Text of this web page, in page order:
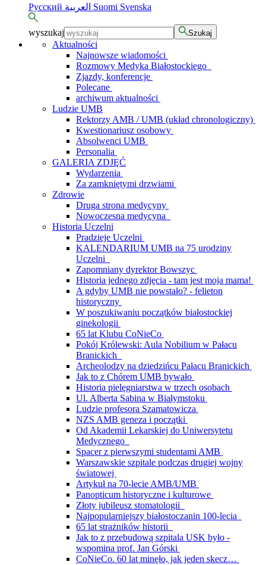
Русский
Suomi Svenska
wyszukaj Szukaj
Aktualności
Najnowsze wiadomości
Rozmowy Medyka Białostockiego
Zjazdy, konferencje
Polecane
archiwum aktualności
Ludzie UMB
Rektorzy AMB / UMB (układ chronologiczny)
Kwestionariusz osobowy
Absolwenci UMB
Personalia
GALERIA ZDJĘĆ
Wydarzenia
Za zamkniętymi drzwiami
Zdrowie
Druga strona medycyny
Nowoczesna medycyna
Historia Uczelni
Pradzieje Uczelni
KALENDARIUM UMB na 75 urodziny
Uczelni
Zapomniany dyrektor Bowszyc
Historia jednego zdjęcia - tam jest moja mama!
A gdyby UMB nie powstało? - felieton
historyczny
W poszukiwaniu początków białostockiej
ginekologii
65 lat Klubu CoNieCo
Pokój Królewski: Aula Nobilium w Pałacu
Branickich
Archeolodzy na dziedzińcu Pałacu Branickich
Jak to z Chórem UMB bywało
Historia pielęgniarstwa w trzech osobach
Ul. Alberta Sabina w Białymstoku
Ludzie profesora Szamatowicza
NZS AMB geneza i początki
Od Akademii Lekarskiej do Uniwersytetu
Medycznego
Spacer z pierwszymi studentami AMB
Warszawskie szpitale podczas drugiej wojny
światowej
Artykuł na 70-lecie AMB/UMB
Panopticum historyczne i kulturowe
Złoty jubileusz stomatologii
Najpopularniejszy białostoczanin 100-lecia
65 lat strażników historii
Jak to z przebudową szpitala USK było -
wspomina prof. Jan Górski
CoNieCo. 60 lat minęło, jak jeden skecz…